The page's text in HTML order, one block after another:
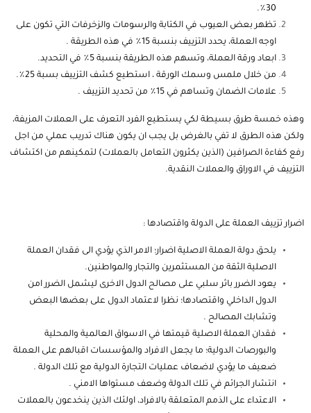
30٪؜.
تظهر بعض العيوب في الكتابة والرسومات والزخرفات التي تكون على
اوجه العملة، يحدد التزييف بنسبة 15٪؜ في هذه الطريقة .
ابعاد ورقة العملة، وتسهم هذه الطريقة بنسبة 5٪؜ في التحديد.
من خلال ملمس وسمك الورقة ، استطيع كشف التزييف بسبة 25٪؜.
علامات الضمان وتساهم في 15٪؜ من تحديد التزييف .
وهذه خمسة طرق بسيطة لكي يستطيع الفرد التعرف على العملات المزيفة،
ولكن هذه الطرق لا تفي بالغرض بل يجب ان يكون هناك تدريب عملي من اجل
رفع كفاءة الصرافين (الذين يكثرون التعامل بالعملات) لتمكينهم من اكتشاف
التزييف في الاوراق والعملات النقدية.
اضرار تزييف العملة على الدولة واقتصادها :
يلحق دولة العملة الاصلية اضرار؛ الامر الذي يؤدي الى فقدان العملة
الاصلية الثقة من المستثمرين والتجار والمواطنين.
يعود الضرر باثر سلبي على مصالح الدول الاخرى ليشمل الضرر امن
الدول الداخلي واقتصادها؛ نظرا لاعتماد الدول على بعضها البعض
وتشابك المصالح .
فقدان العملة الاصلية قيمتها في الاسواق العالمية والمحلية
والبورصات الدولية؛ ما يجعل الافراد والمؤسسات اقبالهم على العملة
ضعيف ما يؤدي لاضعاف عمليات التجارة الدولية مع تلك الدولة .
انتشار الجرائم في تلك الدولة وضعف مستواها الامني .
الاعتداء على الذمم المتعلقة بالافراد، اولئك الذين ينخدعون بالعملات